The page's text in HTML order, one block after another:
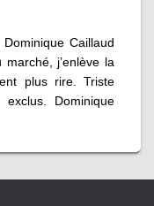
Caillaud
j’enlève la
plus rire. Triste
Dominique